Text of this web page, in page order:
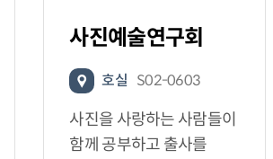
사진예술연구회
호실 S02-0603
사진을 사랑하는 사람들이
함께 공부하고 출사를